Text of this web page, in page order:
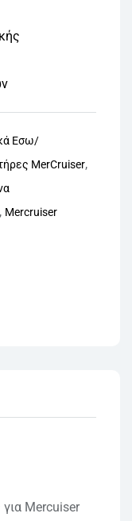
Εσω/
MerCruiser,
, Mercruiser
Mercuiser